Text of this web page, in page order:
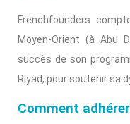
Frenchfounders
Moyen-Orient (à Abu
succès de son
Riyad, pour soutenir sa
Comment